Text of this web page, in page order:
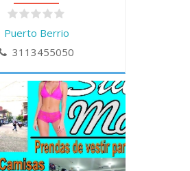
Puerto Berrio
3113455050